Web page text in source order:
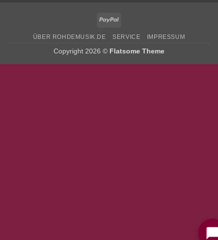
PayPal
ÜBER ROHDEMUSIK.DE SERVICE IMPRESSUM
Copyright 2026 © Flatsome Theme